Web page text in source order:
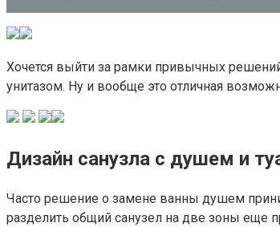
Хочется выйти за рамки привычных
унитазом. Ну и вообще это отличная
Дизайн санузла с душем и
Часто решение о замене ванны душем
разделить общий санузел на две зоны еще